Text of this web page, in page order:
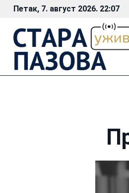
Петак, 7. август 2026. 22:07